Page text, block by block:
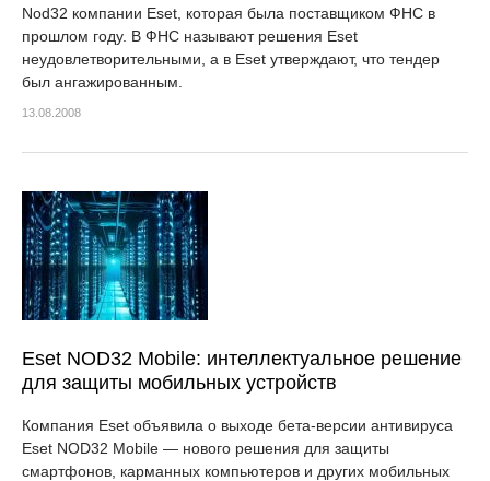
Nod32 компании Eset, которая была поставщиком ФНС в
прошлом году. В ФНС называют решения Eset
неудовлетворительными, а в Eset утверждают, что тендер
был ангажированным.
13.08.2008
Eset NOD32 Mobile: интеллектуальное решение
для защиты мобильных устройств
Компания Eset объявила о выходе бета-версии антивируса
Eset NOD32 Mobile — нового решения для защиты
смартфонов, карманных компьютеров и других мобильных